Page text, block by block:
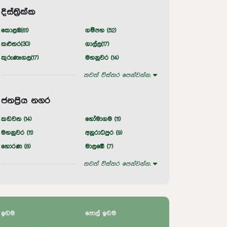
දිස්ත්‍රික්ක
කොළඹ(61) ගම්පහ (52)
කළුතර(30) ගාල්ල(17)
කුරුණෑගල(17) මහනුවර (14)
තවත් විස්තර පෙන්වන්න.
ජනප්‍රිය නගර
කඩවත (14) හෝමාගම (11)
මහනුවර (11) අනුරාධපුර (9)
හොරණ (8) මාලඹේ (7)
තවත් විස්තර පෙන්වන්න.
ඉඩම පොල් ඉඩම